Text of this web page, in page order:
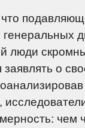
люди
о
чем